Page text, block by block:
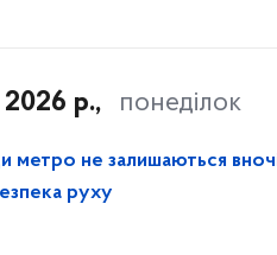
2026 р., понеділок
метро не залишаються
руху